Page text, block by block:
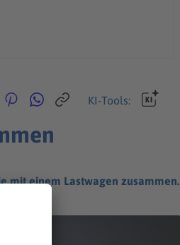
KI-Tools:
mit einem Lastwagen zusammen.